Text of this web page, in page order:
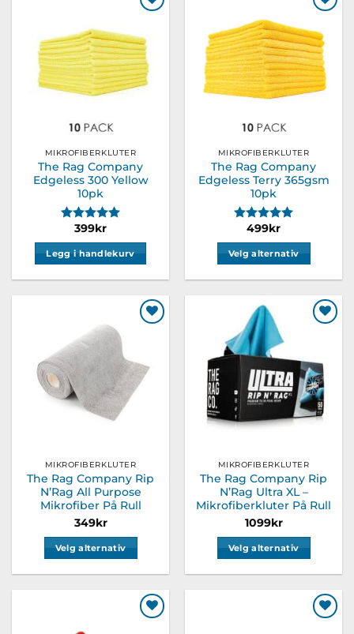
ønskeliste
MIKROFIBERKLUTER
The Rag Company
Edgeless 300 Yellow
10pk
Karakter:
399kr
Legg i handlekurv
ønskeliste
MIKROFIBERKLUTER
The Rag Company
Edgeless Terry 365gsm
10pk
Karakter:
499kr
Velg alternativ
har
flere
varianter.
Alternativene
kan
velges
på
produktsiden
Legg til
ønskeliste
MIKROFIBERKLUTER
The Rag Company Rip
N’Rag All Purpose
Mikrofiber På Rull
349kr
Velg alternativ
MIKROFIBERKLUTER
The Rag Company Rip
N’Rag Ultra XL –
Mikrofiberkluter På Rull
1099kr
Velg alternativ